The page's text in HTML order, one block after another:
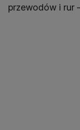
przewodów i rur